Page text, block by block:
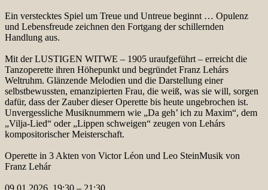
Ein verstecktes Spiel um Treue und Untreue beginnt … Opulenz
und Lebensfreude zeichnen den Fortgang der schillernden
Handlung aus.
Mit der LUSTIGEN WITWE – 1905 uraufgeführt – erreicht die
Tanzoperette ihren Höhepunkt und begründet Franz Lehárs
Weltruhm. Glänzende Melodien und die Darstellung einer
selbstbewussten, emanzipierten Frau, die weiß, was sie will, sorgen
dafür, dass der Zauber dieser Operette bis heute ungebrochen ist.
Unvergessliche Musiknummern wie „Da geh’ ich zu Maxim“, dem
„Vilja-Lied“ oder „Lippen schweigen“ zeugen von Lehárs
kompositorischer Meisterschaft.
Operette in 3 Akten von Victor Léon und Leo SteinMusik von
Franz Lehár
09.01.2026, 19:30 – 21:30